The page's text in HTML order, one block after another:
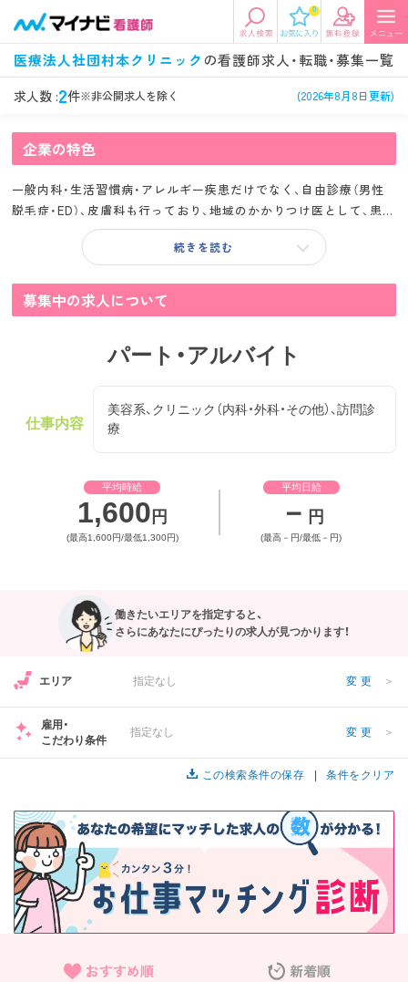
0
医療法人社団村本クリニックの看護師求人・転職・募集一覧
求人数 :2件※非公開求人を除く (2026年8月8日更新)
企業の特色
一般内科・生活習慣病・アレルギー疾患だけでなく、自由診療（男性
脱毛症・ED）、皮膚科も行っており、地域のかかりつけ医として、患者
様の健康のトータルサポートを行われております。
続きを読む
募集中の求人について
パート・アルバイト
仕事内容
美容系、クリニック（内科・外科・その他）、訪問診
療
平均時給
1,600 円
(最高1,600円/最低1,300円)
平均日給
－ 円
(最高－円/最低－円)
エリアから探す
エリアから探す 駅・路線から探す
関東
東海 関西
希望の求人条件を選択
条件項目の選択に戻る
資格
看護師、准看護師など 常勤、夜勤なし可など
施設形態
病院、クリニック・診療所など
担当業務
病棟、外来など
美容外科、
循環器内科など
年収500万円以上など
雇用形態
正社員、契約社員など
働きたいエリアを指定すると、
さらにあなたにぴったりの求人が見つかります！
エリア 指定なし 変更 ＞
雇用・
こだわり条件
指定なし 変更 ＞
この検索条件の保存 条件をクリア
おすすめ順 新着順